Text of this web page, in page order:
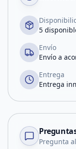
5
Envío
Envío a
Entrega
Entrega
Pregunta